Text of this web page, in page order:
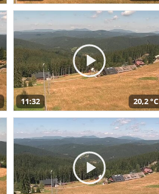
11:32 20,2 °C